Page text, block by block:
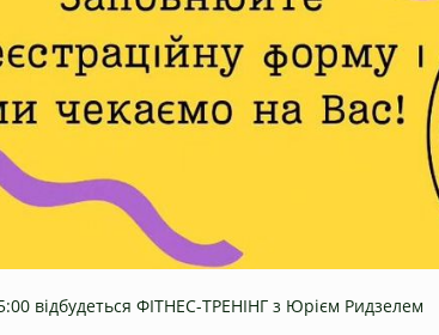
відбудеться ФІТНЕС-ТРЕНІНГ з Юрієм Ридзелем